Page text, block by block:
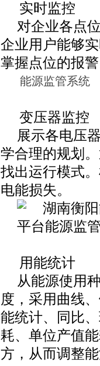
实时监控
对企业各点
企业用户能够
掌握点位的报
能源监管系统
变压器监控
展示各电压
学合理的规划
找出运行模式
电能损失。
用能统计
从能源使用
度，采用曲线
能统计、同比
耗、单位产值
方，从而调整